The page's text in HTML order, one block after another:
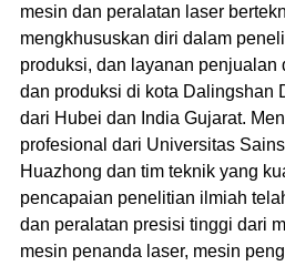
mesin dan peralatan laser
mengkhususkan diri dalam
produksi, dan layanan penjualan
dan produksi di kota Dalingshan
dari Hubei dan India Gujarat.
profesional dari Universitas
Huazhong dan tim teknik yang
pencapaian penelitian ilmiah
dan peralatan presisi tinggi dari
mesin penanda laser, mesin